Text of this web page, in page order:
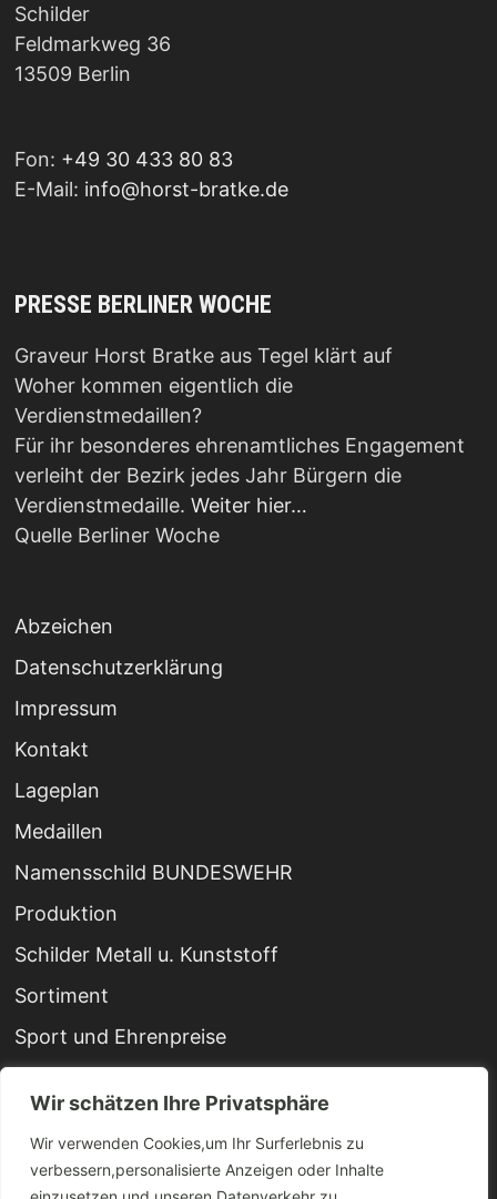
Wir schätzen Ihre Privatsphäre
Wir verwenden Cookies,um Ihr Surferlebnis zu
verbessern,personalisierte Anzeigen oder Inhalte
Schilder
Feldmarkweg 36
13509 Berlin
Fon: +49 30 433 80 83
E-Mail: info@horst-bratke.de
PRESSE BERLINER WOCHE
Graveur Horst Bratke aus Tegel klärt auf
Woher kommen eigentlich die
Verdienstmedaillen?
Für ihr besonderes ehrenamtliches Engagement
verleiht der Bezirk jedes Jahr Bürgern die
Verdienstmedaille. Weiter hier…
Quelle Berliner Woche
Abzeichen
Datenschutzerklärung
Impressum
Kontakt
Lageplan
Medaillen
Namensschild BUNDESWEHR
Produktion
Schilder Metall u. Kunststoff
Sortiment
Sport und Ehrenpreise
Stempel
Urkunden